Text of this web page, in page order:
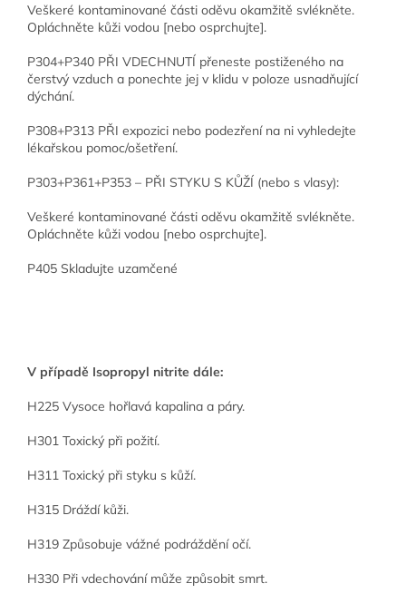
Veškeré kontaminované části oděvu okamžitě svlékněte.
Opláchněte kůži vodou [nebo osprchujte].
P304+P340 PŘI VDECHNUTÍ přeneste postiženého na
čerstvý vzduch a ponechte jej v klidu v poloze usnadňující
dýchání.
P308+P313 PŘI expozici nebo podezření na ni vyhledejte
lékařskou pomoc/ošetření.
P303+P361+P353 – PŘI STYKU S KŮŽÍ (nebo s vlasy):
Veškeré kontaminované části oděvu okamžitě svlékněte.
Opláchněte kůži vodou [nebo osprchujte].
P405 Skladujte uzamčené
V případě Isopropyl nitrite dále:
H225 Vysoce hořlavá kapalina a páry.
H301 Toxický při požití.
H311 Toxický při styku s kůží.
H315 Dráždí kůži.
H319 Způsobuje vážné podráždění očí.
H330 Při vdechování může způsobit smrt.